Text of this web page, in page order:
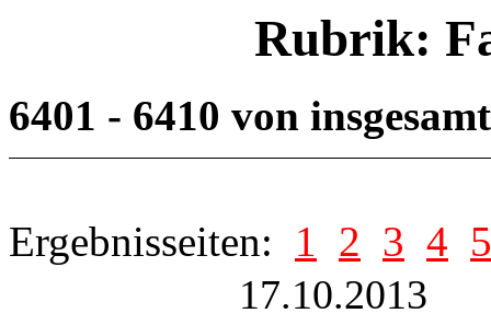
Rubrik:
6401 - 6410 von
Ergebnisseiten: 1 2 3 4 5
17.10.2013